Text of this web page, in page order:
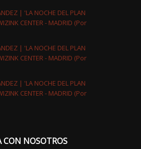
CON NOSOTROS